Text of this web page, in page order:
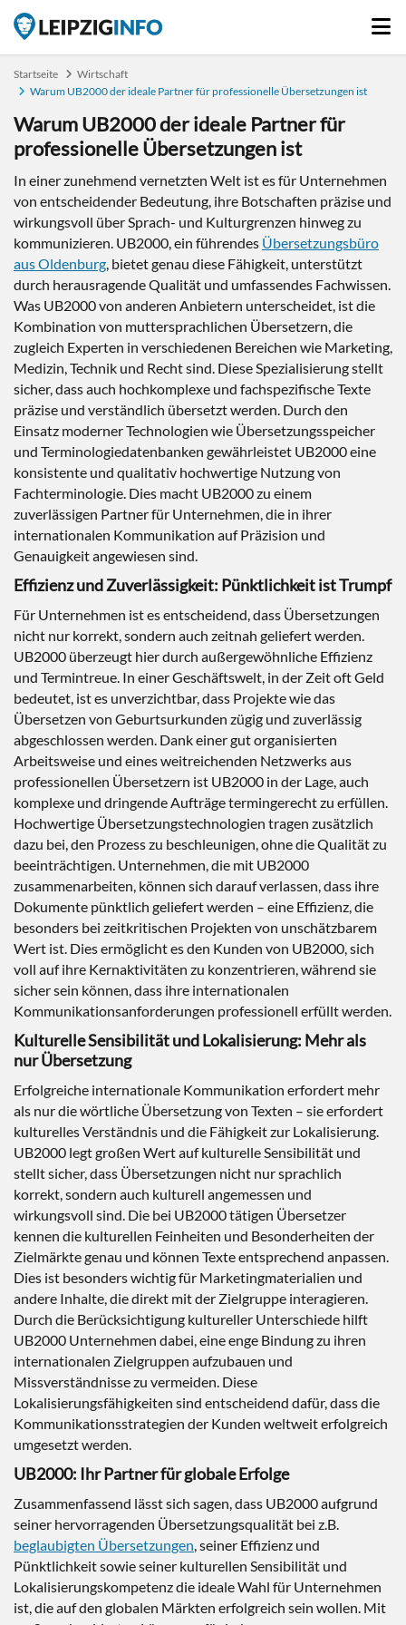
Startseite
Wirtschaft
Warum UB2000 der ideale Partner für professionelle Übersetzungen ist
Warum UB2000 der ideale Partner für
professionelle Übersetzungen ist
In einer zunehmend vernetzten Welt ist es für Unternehmen
von entscheidender Bedeutung, ihre Botschaften präzise und
wirkungsvoll über Sprach- und Kulturgrenzen hinweg zu
kommunizieren. UB2000, ein führendes Übersetzungsbüro
aus Oldenburg, bietet genau diese Fähigkeit, unterstützt
durch herausragende Qualität und umfassendes Fachwissen.
Was UB2000 von anderen Anbietern unterscheidet, ist die
Kombination von muttersprachlichen Übersetzern, die
zugleich Experten in verschiedenen Bereichen wie Marketing,
Medizin, Technik und Recht sind. Diese Spezialisierung stellt
sicher, dass auch hochkomplexe und fachspezifische Texte
präzise und verständlich übersetzt werden. Durch den
Einsatz moderner Technologien wie Übersetzungsspeicher
und Terminologiedatenbanken gewährleistet UB2000 eine
konsistente und qualitativ hochwertige Nutzung von
Fachterminologie. Dies macht UB2000 zu einem
zuverlässigen Partner für Unternehmen, die in ihrer
internationalen Kommunikation auf Präzision und
Genauigkeit angewiesen sind.
Effizienz und Zuverlässigkeit: Pünktlichkeit ist Trumpf
Für Unternehmen ist es entscheidend, dass Übersetzungen
nicht nur korrekt, sondern auch zeitnah geliefert werden.
UB2000 überzeugt hier durch außergewöhnliche Effizienz
und Termintreue. In einer Geschäftswelt, in der Zeit oft Geld
bedeutet, ist es unverzichtbar, dass Projekte wie das
Übersetzen von Geburtsurkunden zügig und zuverlässig
abgeschlossen werden. Dank einer gut organisierten
Arbeitsweise und eines weitreichenden Netzwerks aus
professionellen Übersetzern ist UB2000 in der Lage, auch
komplexe und dringende Aufträge termingerecht zu erfüllen.
Hochwertige Übersetzungstechnologien tragen zusätzlich
dazu bei, den Prozess zu beschleunigen, ohne die Qualität zu
beeinträchtigen. Unternehmen, die mit UB2000
zusammenarbeiten, können sich darauf verlassen, dass ihre
Dokumente pünktlich geliefert werden – eine Effizienz, die
besonders bei zeitkritischen Projekten von unschätzbarem
Wert ist. Dies ermöglicht es den Kunden von UB2000, sich
voll auf ihre Kernaktivitäten zu konzentrieren, während sie
sicher sein können, dass ihre internationalen
Kommunikationsanforderungen professionell erfüllt werden.
Kulturelle Sensibilität und Lokalisierung: Mehr als
nur Übersetzung
Erfolgreiche internationale Kommunikation erfordert mehr
als nur die wörtliche Übersetzung von Texten – sie erfordert
kulturelles Verständnis und die Fähigkeit zur Lokalisierung.
UB2000 legt großen Wert auf kulturelle Sensibilität und
stellt sicher, dass Übersetzungen nicht nur sprachlich
korrekt, sondern auch kulturell angemessen und
wirkungsvoll sind. Die bei UB2000 tätigen Übersetzer
kennen die kulturellen Feinheiten und Besonderheiten der
Zielmärkte genau und können Texte entsprechend anpassen.
Dies ist besonders wichtig für Marketingmaterialien und
andere Inhalte, die direkt mit der Zielgruppe interagieren.
Durch die Berücksichtigung kultureller Unterschiede hilft
UB2000 Unternehmen dabei, eine enge Bindung zu ihren
internationalen Zielgruppen aufzubauen und
Missverständnisse zu vermeiden. Diese
Lokalisierungsfähigkeiten sind entscheidend dafür, dass die
Kommunikationsstrategien der Kunden weltweit erfolgreich
umgesetzt werden.
UB2000: Ihr Partner für globale Erfolge
Zusammenfassend lässt sich sagen, dass UB2000 aufgrund
seiner hervorragenden Übersetzungsqualität bei z.B.
beglaubigten Übersetzungen, seiner Effizienz und
Pünktlichkeit sowie seiner kulturellen Sensibilität und
Lokalisierungskompetenz die ideale Wahl für Unternehmen
ist, die auf den globalen Märkten erfolgreich sein wollen. Mit